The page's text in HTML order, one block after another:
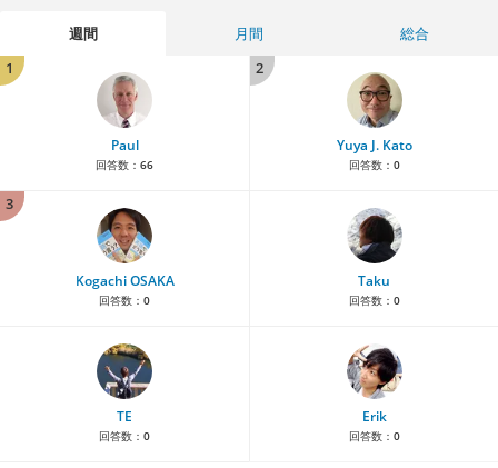
週間 月間
総合
1
Paul
回答数： 66
2
Yuya J. Kato
回答数： 0
3
Kogachi OSAKA
回答数： 0
Taku
回答数： 0
TE
回答数： 0
Erik
回答数： 0